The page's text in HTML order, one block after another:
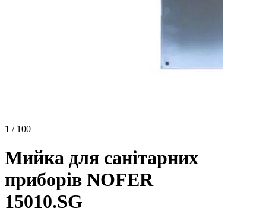
1 / 100
Мийка для санітарних
приборів NOFER
15010.SG